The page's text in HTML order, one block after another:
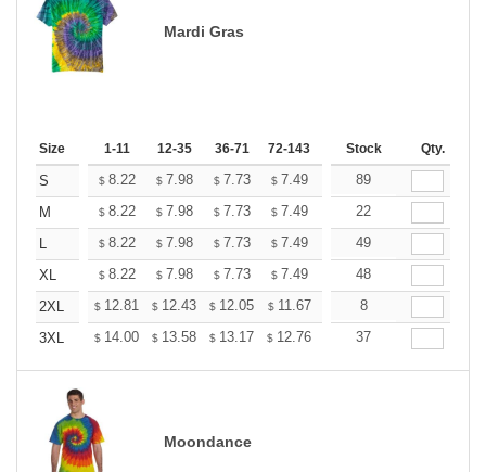
Mardi Gras
Size 1-11 12-35 36-71 72-143 144-287 288 + More
Stock Qty.
S $ 8.22 $ 7.98 $ 7.73 $ 7.49 7.25
89
M
$ 8.22 $ 7.98 $ 7.73 $ 7.49 7.25
22
L
$ 8.22 $ 7.98 $ 7.73 $ 7.49 7.25
49
XL
$ 8.22 $ 7.98 $ 7.73 $ 7.49 7.25
48
2XL
$ 12.81 $ 12.43 $ 12.05 $ 11.67 11.29
8
3XL
$ 14.00 $ 13.58 $ 13.17 $ 12.76 12.34
37
Moondance